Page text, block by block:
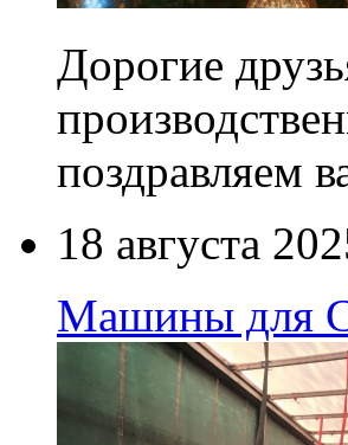
Дорогие
поздравляем
18 августа
Машины для